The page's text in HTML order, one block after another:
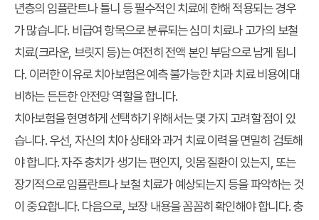
년층의 임플란트나 틀니 등 필수적인 치료에 한해 적용되는 경우
가 많습니다. 비급여 항목으로 분류되는 심미 치료나 고가의 보철
치료(크라운, 브릿지 등)는 여전히 전액 본인 부담으로 남게 됩니
다. 이러한 이유로 치아보험은 예측 불가능한 치과 치료 비용에 대
비하는 든든한 안전망 역할을 합니다.
치아보험을 현명하게 선택하기 위해서는 몇 가지 고려할 점이 있
습니다. 우선, 자신의 치아 상태와 과거 치료 이력을 면밀히 검토해
야 합니다. 자주 충치가 생기는 편인지, 잇몸 질환이 있는지, 또는
장기적으로 임플란트나 보철 치료가 예상되는지 등을 파악하는 것
이 중요합니다. 다음으로, 보장 내용을 꼼꼼히 확인해야 합니다. 충